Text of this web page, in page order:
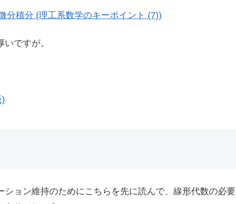
分積分 (理工系数学のキーポイント (7))
ですが。
ョン維持のためにこちらを先に読んで、線形代数の必要